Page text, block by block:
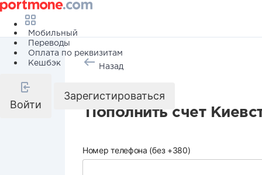
Мобильный
Переводы
Оплата по реквизитам
Кешбэк
Войти
Зарегистироваться
Назад
Пополнить счет
Номер телефона (без +380)